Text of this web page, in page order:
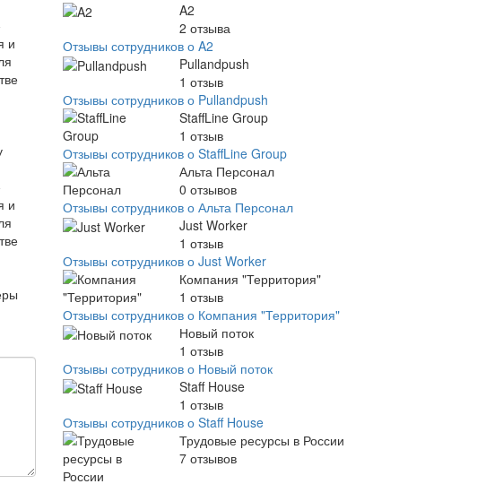
и
и
A2
2 отзыва
Отзывы сотрудников о A2
Pullandpush
1 отзыв
Отзывы сотрудников о Pullandpush
StaffLine Group
1 отзыв
Отзывы сотрудников о StaffLine Group
Альта Персонал
0 отзывов
Отзывы сотрудников о Альта Персонал
Just Worker
1 отзыв
Отзывы сотрудников о Just Worker
Компания "Территория"
1 отзыв
Отзывы сотрудников о Компания "Территория"
Новый поток
1 отзыв
Отзывы сотрудников о Новый поток
Staff House
1 отзыв
Отзывы сотрудников о Staff House
Трудовые ресурсы в России
7 отзывов